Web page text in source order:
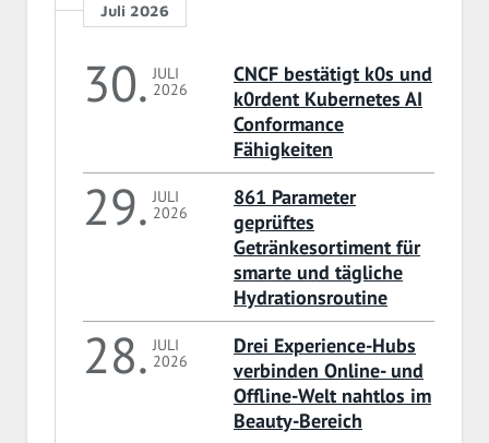
Juli 2026
30. JULI
2026
CNCF bestätigt k0s und
k0rdent Kubernetes AI
Conformance
Fähigkeiten
29. JULI
2026
861 Parameter
geprüftes
Getränkesortiment für
smarte und tägliche
Hydrationsroutine
28. JULI
2026
Drei Experience-Hubs
verbinden Online- und
Offline-Welt nahtlos im
Beauty-Bereich